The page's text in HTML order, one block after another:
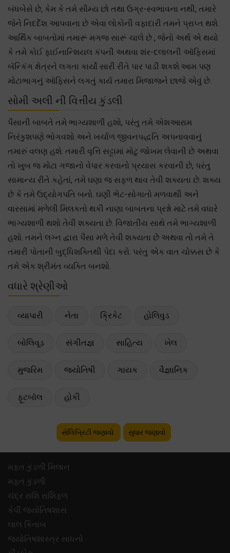
બંધબેસે છે, કેમ કે તમે સૌમ્ય છો તથા ઉગ્ર-સ્વભાવના નથી, તમારે
જેને નિદર્દેશ આપવાના છે એવા લોકોની વફાદારી તમને પ્રાપ્ત થશે.
આર્થિક બાબતોમાં તમારૂં મગજ સારૂં ચાલે છે , જેનો અર્થ એ થયો
કે તમે કોઈ ફાઈનાન્શિયલ કંપની અથવા શંર-દલાલની ઑફિસમાં
બૅન્કિંગ ક્ષેત્રને લગતા કાર્યો સારી રીતે પાર પાડી શકશે.આમ પણ
મોટાભાગનું ઑફિસને લગતું કાર્ય તમારા મિજાજને છાજે એવું છે.
સોમી અલી ની વિત્તીય કુંડલી
પૈસાની બાબતે તમે ભાગ્યશાળી હશો, પરંતુ તમે એશઆરામ
નિરંકુશપણે ભોગવશો અને ખર્ચાળ જીવનપદ્ધતિ અપનાવવાનું
તમારું વલણ હશે. તમારી વૃત્તિ સટ્ટામાં મોટુ જોખમ લેવાની છે અથવા
તો ખુબ જ મોટા ગજાનો વેપાર કરવાનો પ્રયાસ કરવાની છે, પરંતુ
સામાન્ય રીતે કહેતાં, તમે ઘણા જ સફળ થાવ તેવી શક્યતા છે. શક્ય
છે કે તમે ઉદ્યોગપતિ બનો. ઘણી ભેટ-સોગાતો મળવાથી અને
વારસામાં મળેલી મિલકતો થકી નાણા બાબતના પ્રશ્નો માટે તમે વધારે
ભાગ્યશાળી થશો તેવી શક્યતા છે. વિજાતીય સાથે તમે ભાગ્યશાળી
હશો. તમને લગ્ન દ્વારા પૈસા મળે તેવી શક્યતા છે અથવા તો તમે તે
તમારી પોતાની બુદ્ધિશક્તિથી પેદા કરો. પરંતુ એક વાત ચોક્કસ છે કે
તમે એક શ્રીમંત વ્યક્તિ બનશો.
વધારે શ્રેણીઓ
વ્યાપારી નેતા ક્રિકેટ હોલિવુડ
બોલિવૂડ સંગીતજ્ઞ સાહિત્ય ખેલ
મુજરિમ જ્યોતિષી ગાયક વૈજ્ઞાનિક
ફૂટબૉલ હોકી
સેલિબ્રિટી જણાવો સુધાર જણાવો
મફ્ત કુંડળી મિલાન
મફ્ત કુંડળી
ચંદ્ર રાશિ રાશિફળ
કેપી જ્યોતિષશાસ
લાલ કિતાબ
જ્યોતિષશાસ્ત્ર સાધનો